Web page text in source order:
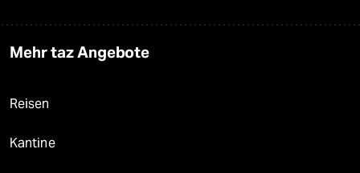
Mehr taz Angebote
Reisen
Kantine